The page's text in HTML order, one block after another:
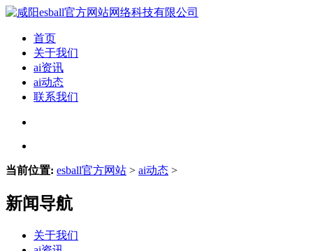
首页
关于我们
ai资讯
ai动态
联系我们
当前位置: esball官方网站 > ai动态 >
新闻导航
关于我们